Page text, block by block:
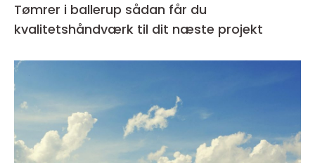
Tømrer i ballerup sådan får du
kvalitetshåndværk til dit næste projekt